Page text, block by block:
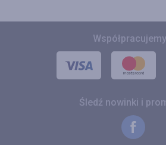
Śledź nowinki i